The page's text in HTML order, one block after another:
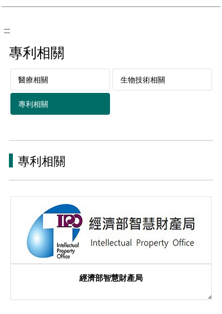
:::
專利相關
醫療相關 生物技術相關
專利相關
專利相關
經濟部智慧財產局